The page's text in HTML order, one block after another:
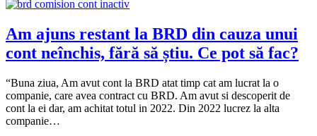
Am ajuns restant la BRD din cauza unui
cont neînchis, fără să știu. Ce pot să fac?
“Buna ziua, Am avut cont la BRD atat timp cat am lucrat la o
companie, care avea contract cu BRD. Am avut si descoperit de
cont la ei dar, am achitat totul in 2022. Din 2022 lucrez la alta
companie…